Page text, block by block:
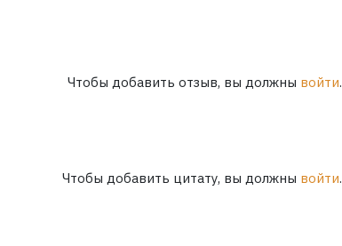
Чтобы добавить отзыв, вы должны войти.
Чтобы добавить цитату, вы должны войти.